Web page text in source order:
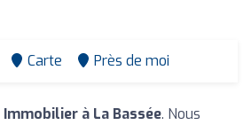
Carte Près de moi
Immobilier à La Bassée. Nous